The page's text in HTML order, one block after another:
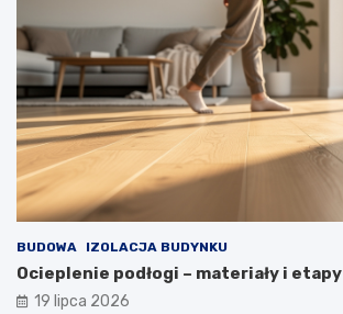
BUDOWA IZOLACJA BUDYNKU
Ocieplenie podłogi – materiały i etapy
19 lipca 2026